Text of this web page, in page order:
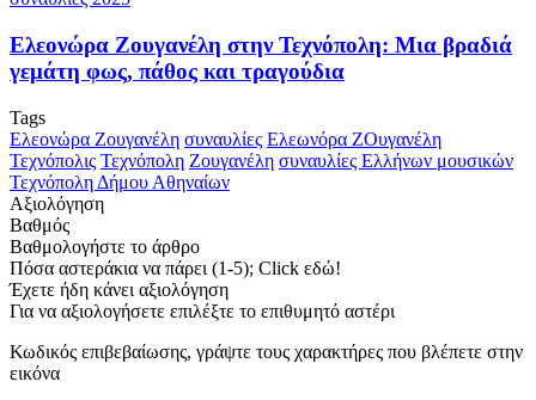
Ελεονώρα Ζουγανέλη στην Τεχνόπολη: Μια βραδιά
γεμάτη φως, πάθος και τραγούδια
Tags
Ελεονώρα Ζουγανέλη συναυλίες Ελεωνόρα ΖΟυγανέλη
Τεχνόπολις Τεχνόπολη Ζουγανέλη συναυλίες Ελλήνων μουσικών
Τεχνόπολη Δήμου Αθηναίων
Αξιολόγηση
Βαθμός
Βαθμολογήστε το άρθρο
Πόσα αστεράκια να πάρει (1-5); Click εδώ!
Έχετε ήδη κάνει αξιολόγηση
Για να αξιολογήσετε επιλέξτε το επιθυμητό αστέρι
Κωδικός επιβεβαίωσης, γράψτε τους χαρακτήρες που βλέπετε στην
εικόνα